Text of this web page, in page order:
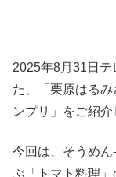
2025年8月31日テ
た、「栗原はる
ンプリ」をご紹介
今回は、そうめ
ぶ「トマト料理